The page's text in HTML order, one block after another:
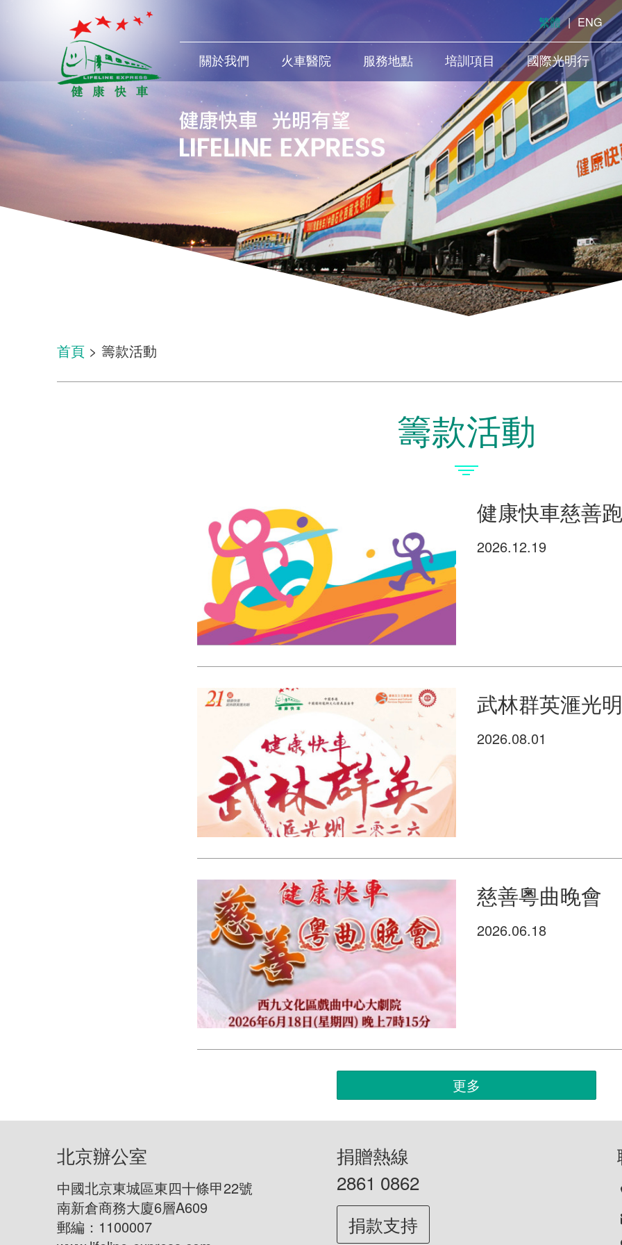
繁體 | ENG
關於我們 火車醫院 服務地點 培訓項目 國際光明行
首頁 > 籌款活動
籌款活動
健康快車慈善
2026.12.19
武林群英滙光
2026.08.01
慈善粵曲晚會
2026.06.18
更多
北京辦公室
中國北京東城區東四十條甲22號
南新倉商務大廈6層A609
郵編：1100007
捐贈熱線
2861 0862
捐款支持